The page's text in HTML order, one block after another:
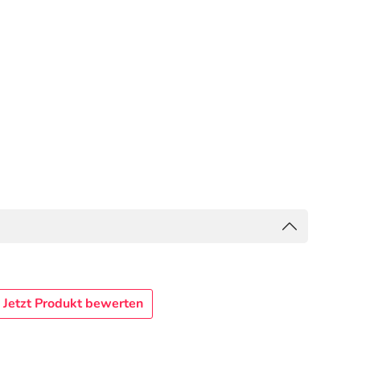
Jetzt Produkt bewerten